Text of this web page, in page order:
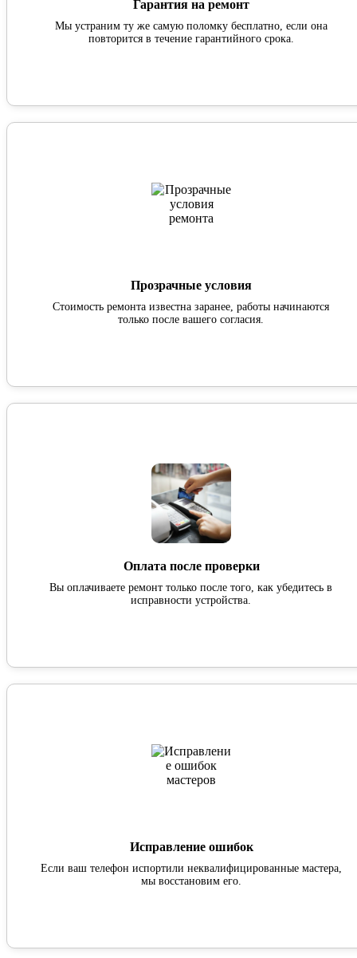
Гарантия на ремонт
Мы устраним ту же самую поломку бесплатно, если она
повторится в течение гарантийного срока.
Прозрачные условия
Стоимость ремонта известна заранее, работы начинаются
только после вашего согласия.
Оплата после проверки
Вы оплачиваете ремонт только после того, как убедитесь в
исправности устройства.
Исправление ошибок
Если ваш телефон испортили неквалифицированные мастера,
мы восстановим его.